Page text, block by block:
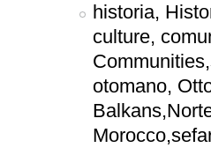
historia,
culture,
otomano,